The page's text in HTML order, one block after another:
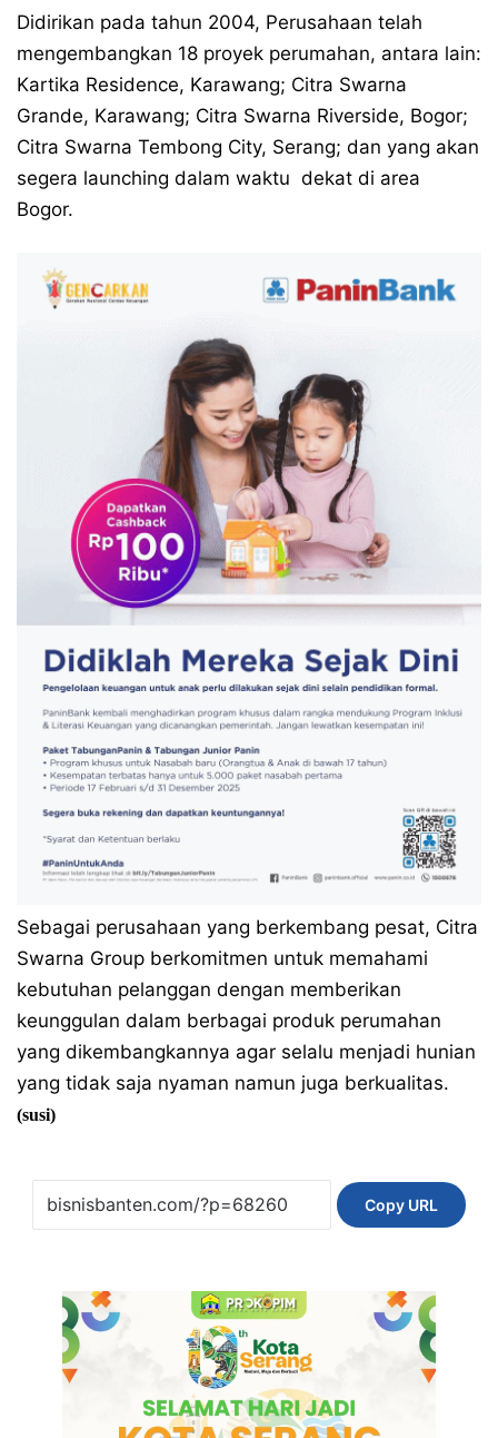
Didirikan pada tahun 2004, Perusahaan telah
mengembangkan 18 proyek perumahan, antara lain:
Kartika Residence, Karawang; Citra Swarna
Grande, Karawang; Citra Swarna Riverside, Bogor;
Citra Swarna Tembong City, Serang; dan yang akan
segera launching dalam waktu dekat di area
Bogor.
Sebagai perusahaan yang berkembang pesat, Citra
Swarna Group berkomitmen untuk memahami
kebutuhan pelanggan dengan memberikan
keunggulan dalam berbagai produk perumahan
yang dikembangkannya agar selalu menjadi hunian
yang tidak saja nyaman namun juga berkualitas.
(susi)
Copy URL